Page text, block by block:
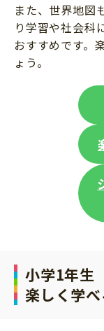
また、世界地図
り学習や社会科
おすすめです。
ょう。
小学1年生
楽しく学